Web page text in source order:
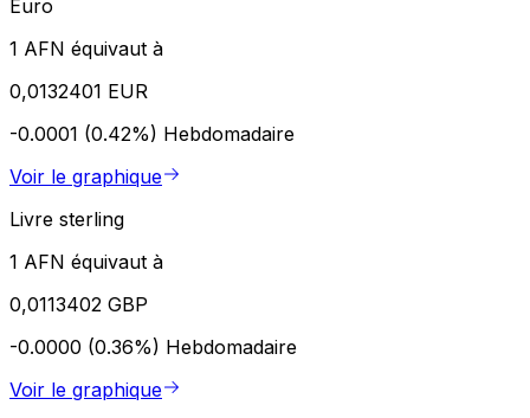
Euro
1 AFN équivaut à
0,0132401 EUR
-0.0001 (0.42%) Hebdomadaire
Voir le graphique
Livre sterling
1 AFN équivaut à
0,0113402 GBP
-0.0000 (0.36%) Hebdomadaire
Voir le graphique